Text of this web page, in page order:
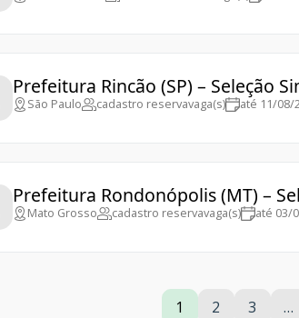
Prefeitura Rincão (SP) – Seleção
São Paulo cadastro reservavaga(s) até 11/08/
Prefeitura Rondonópolis (MT) –
Mato Grosso cadastro reservavaga(s) até 03/
1 2 3 …